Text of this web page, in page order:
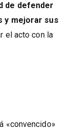
de defender
y mejorar sus
el acto con la
«convencido»